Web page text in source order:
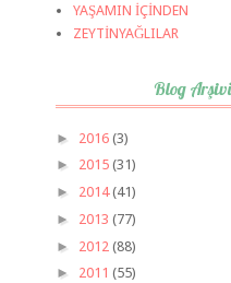
YAŞAMIN İÇİNDEN
ZEYTİNYAĞLILAR
Blog Arşivi
► 2016 (3)
► 2015 (31)
► 2014(41)
► 2013 (77)
► 2012 (88)
► 2011 (55)